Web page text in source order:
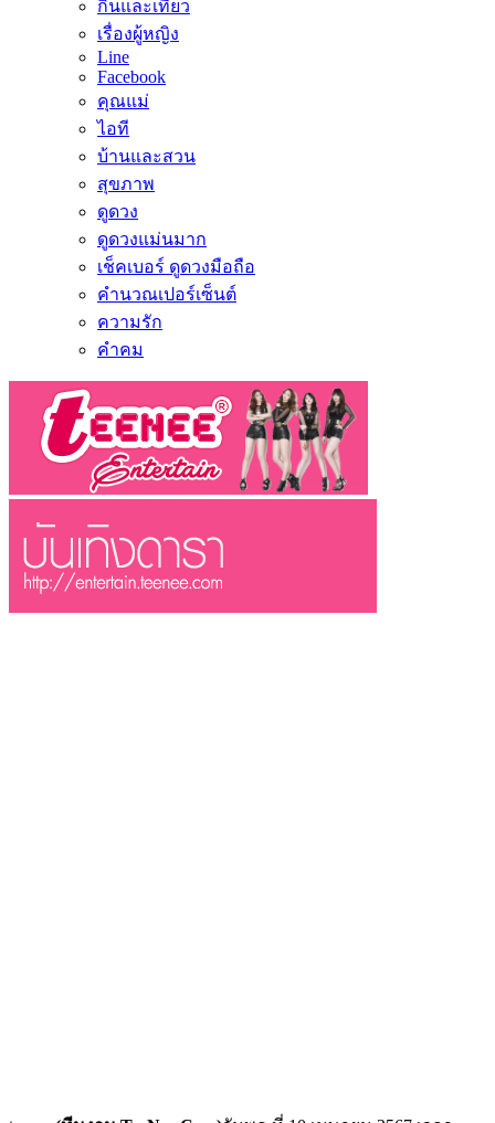
กินและเที่ยว
เรื่องผู้หญิง
Line
Facebook
คุณแม่
ไอที
บ้านและสวน
สุขภาพ
ดูดวง
ดูดวงแม่นมาก
เช็คเบอร์ ดูดวงมือถือ
คำนวณเปอร์เซ็นต์
ความรัก
คำคม